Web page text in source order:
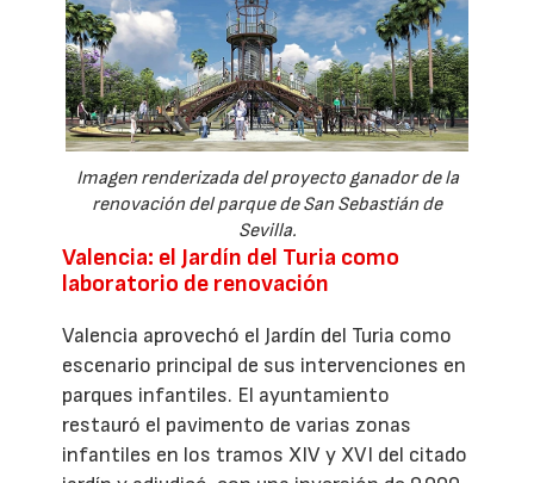
Imagen renderizada del proyecto ganador de la
renovación del parque de San Sebastián de
Sevilla.
Valencia: el Jardín del Turia como
laboratorio de renovación
Valencia aprovechó el Jardín del Turia como
escenario principal de sus intervenciones en
parques infantiles. El ayuntamiento
restauró el pavimento de varias zonas
infantiles en los tramos XIV y XVI del citado